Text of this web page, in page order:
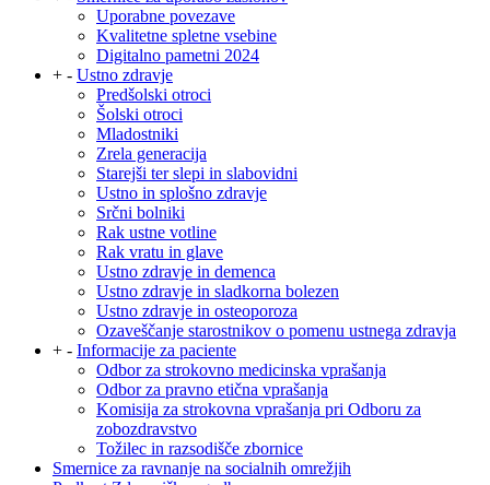
Uporabne povezave
Kvalitetne spletne vsebine
Digitalno pametni 2024
+ - Ustno zdravje
Predšolski otroci
Šolski otroci
Mladostniki
Zrela generacija
Starejši ter slepi in slabovidni
Ustno in splošno zdravje
Srčni bolniki
Rak ustne votline
Rak vratu in glave
Ustno zdravje in demenca
Ustno zdravje in sladkorna bolezen
Ustno zdravje in osteoporoza
Ozaveščanje starostnikov o pomenu ustnega zdravja
+ - Informacije za paciente
Odbor za strokovno medicinska vprašanja
Odbor za pravno etična vprašanja
Komisija za strokovna vprašanja pri Odboru za
zobozdravstvo
Tožilec in razsodišče zbornice
Smernice za ravnanje na socialnih omrežjih